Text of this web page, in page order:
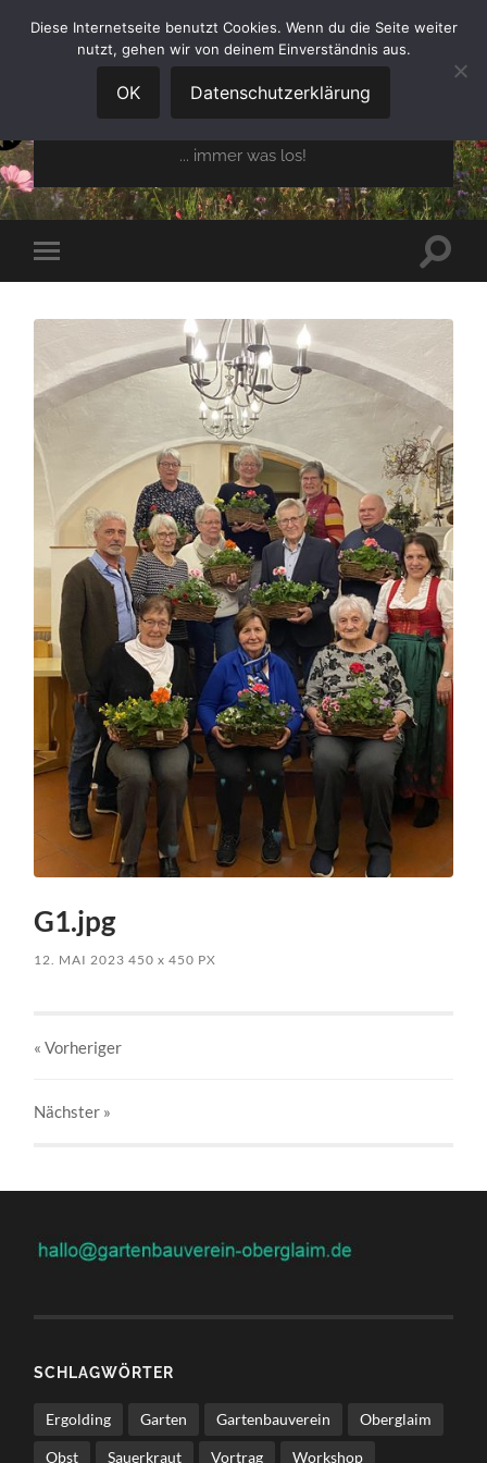
GARTENBAUVEREIN
OBERGLAIM E.V.
... immer was los!
Mobile-
Menü
G1.jpg
12. MAI 2023 450x 450 PX
« Vorheriger
Nächster »
SCHLAGWÖRTER
Ergolding Garten Gartenbauverein Oberglaim
Obst Sauerkraut Vortrag Workshop
Diese Internetseite benutzt Cookies. Wenn du die Seite weiter
nutzt, gehen wir von deinem Einverständnis aus.
OK Datenschutzerklärung